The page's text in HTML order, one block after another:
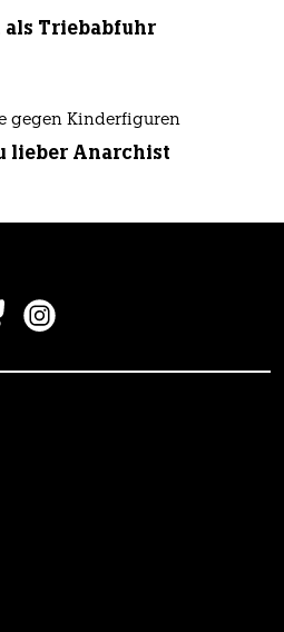
als Triebabfuhr
gegen Kinderfiguren
lieber Anarchist